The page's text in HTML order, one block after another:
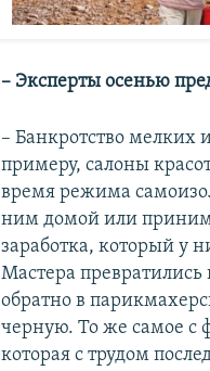
– Эксперты осенью
– Банкротство мелких
примеру, салоны
время режима
ним домой или
заработка, который у
Мастера
обратно в
черную. То же самое
которая с трудом